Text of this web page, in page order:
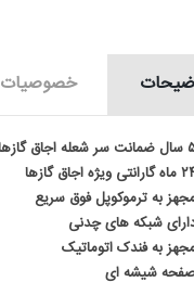
خصوصیات
اجاق گازها
ویژه اجاق گازها
به ترموکوپل فوق سریع
شبکه های چدنی
به فندک اتوماتیک
شیشه ای